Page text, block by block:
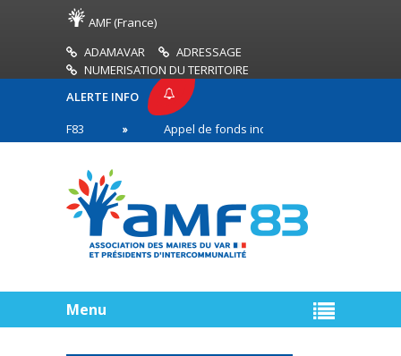
AMF (France)
ADAMAVAR
ADRESSAGE
NUMERISATION DU TERRITOIRE
ALERTE INFO
Appel de fonds incendies de forêt
première ligne
Menu